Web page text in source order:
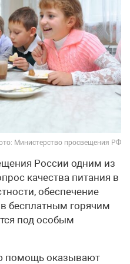
Министерство просвещения РФ
России одним из
качества питания в
обеспечение
бесплатным горячим
под особым
помощь оказывают